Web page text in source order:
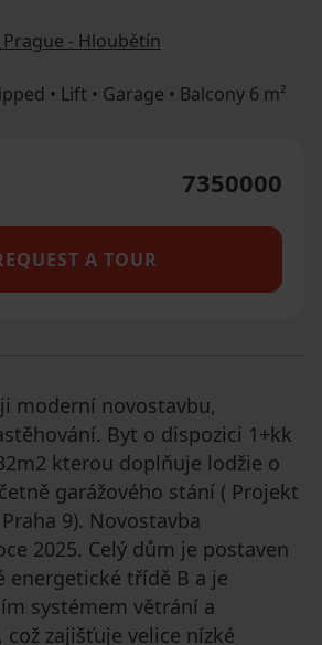
- Hloubětín
• Lift • Garage • Balcony 6 m²
7350000
A TOUR
moderní novostavbu,
Byt o dispozici 1+kk
kterou doplňuje lodžie o
garážového stání ( Projekt
9). Novostavba
2025. Celý dům je postaven
energetické třídě B a je
systémem větrání a
zajišťuje velice nízké